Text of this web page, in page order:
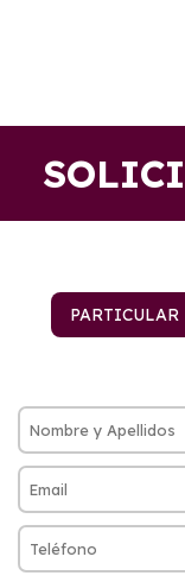
PARTICULAR